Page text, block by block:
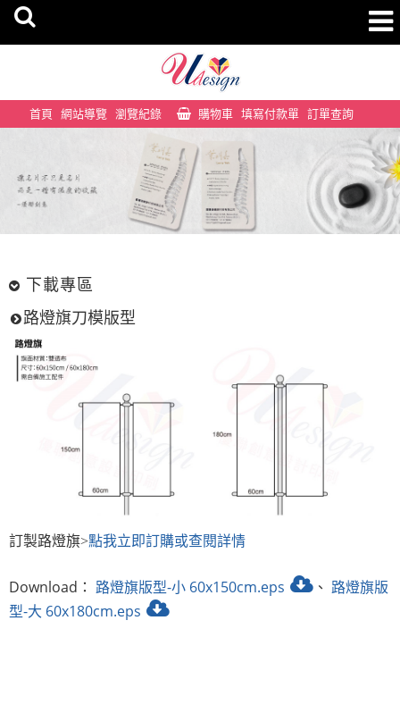
首頁 網站導覽 瀏覽紀錄 購物車 填寫付款單 訂單查詢
下載專區
路燈旗刀模版型
訂製路燈旗>點我立即訂購或查閱詳情
Download： 路燈旗版型-小 60x150cm.eps 、 路燈旗版
型-大 60x180cm.eps